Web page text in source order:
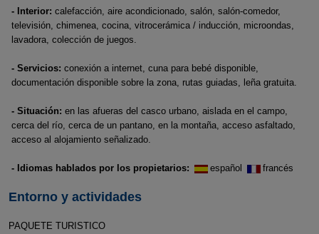
- Interior: calefacción, aire acondicionado, salón, salón-comedor,
televisión, chimenea, cocina, vitrocerámica / inducción, microondas,
lavadora, colección de juegos.
- Servicios: conexión a internet, cuna para bebé disponible,
documentación disponible sobre la zona, rutas guiadas, leña gratuita.
- Situación: en las afueras del casco urbano, aislada en el campo,
cerca del río, cerca de un pantano, en la montaña, acceso asfaltado,
acceso al alojamiento señalizado.
- Idiomas hablados por los propietarios: español francés
Entorno y actividades
PAQUETE TURISTICO